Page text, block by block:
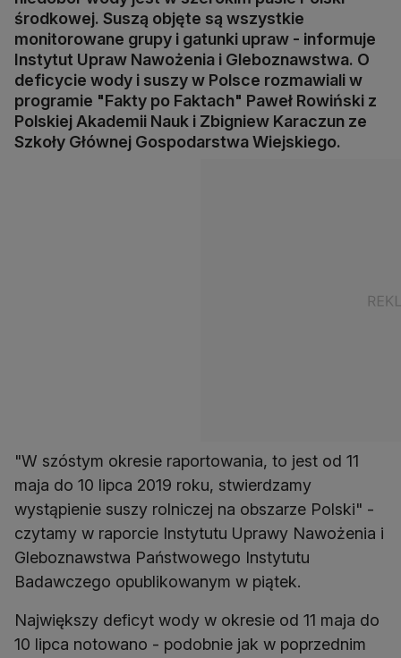
środkowej. Suszą objęte są wszystkie
monitorowane grupy i gatunki upraw - informuje
Instytut Upraw Nawożenia i Gleboznawstwa. O
deficycie wody i suszy w Polsce rozmawiali w
programie "Fakty po Faktach" Paweł Rowiński z
Polskiej Akademii Nauk i Zbigniew Karaczun ze
Szkoły Głównej Gospodarstwa Wiejskiego.
"W szóstym okresie raportowania, to jest od 11
maja do 10 lipca 2019 roku, stwierdzamy
wystąpienie suszy rolniczej na obszarze Polski" -
czytamy w raporcie Instytutu Uprawy Nawożenia i
Gleboznawstwa Państwowego Instytutu
Badawczego opublikowanym w piątek.
Największy deficyt wody w okresie od 11 maja do
10 lipca notowano - podobnie jak w poprzednim